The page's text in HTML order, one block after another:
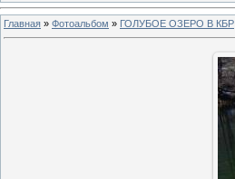
Главная » Фотоальбом » ГОЛУБОЕ ОЗЕРО В КБР